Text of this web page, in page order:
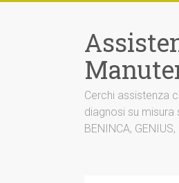
Cerchi assistenza
diagnosi su misura
BENINCA,